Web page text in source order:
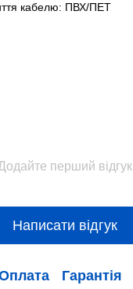
кабелю: ПВХ/ПЕТ
перший відгук
Написати відгук
Гарантія